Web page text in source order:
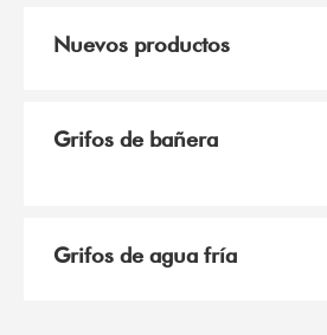
Nuevos productos
Grifos de bañera
Grifos de agua fría